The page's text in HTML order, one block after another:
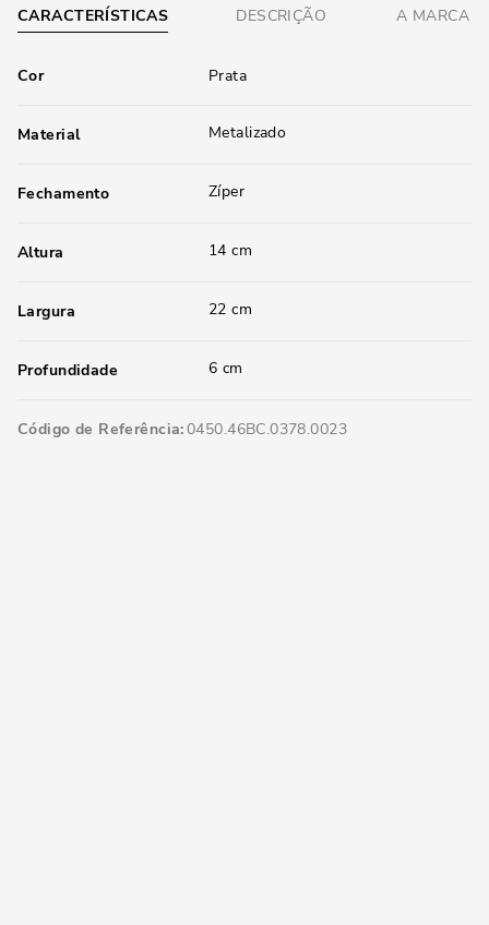
CARACTERÍSTICAS DESCRIÇÃO A MARCA
Cor Prata
Material Metalizado
Fechamento Zíper
Altura 14 cm
Largura 22 cm
Profundidade 6 cm
Código de Referência 0450.46BC.0378.0023